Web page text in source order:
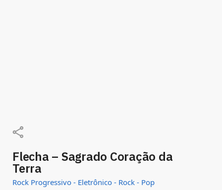
Flecha – Sagrado Coração da
Terra
Rock Progressivo - Eletrônico - Rock - Pop
avaliar